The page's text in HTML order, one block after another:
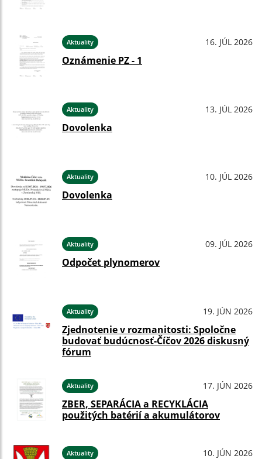
Aktuality 16. JÚL 2026
Oznámenie PZ - 1
Aktuality 13. JÚL 2026
Dovolenka
Aktuality 10. JÚL 2026
Dovolenka
Aktuality 09. JÚL 2026
Odpočet plynomerov
Aktuality 19. JÚN 2026
Zjednotenie v rozmanitosti: Spoločne
budovať budúcnosť-Číčov 2026 diskusný
fórum
Aktuality 17. JÚN 2026
ZBER, SEPARÁCIA a RECYKLÁCIA
použitých batérií a akumulátorov
Aktuality 10. JÚN 2026